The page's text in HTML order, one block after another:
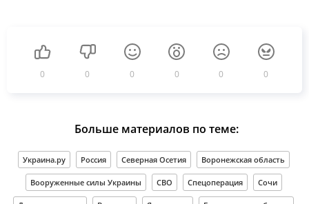
0 0 0 0 0 0
Больше материалов по теме:
Украина.ру Россия Северная Осетия Воронежская область
Вооруженные силы Украины СВО Спецоперация Сочи